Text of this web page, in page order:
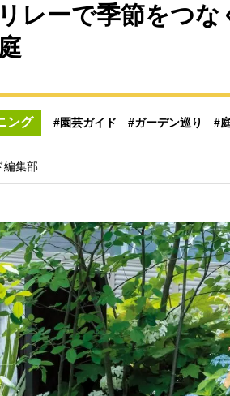
レーで季節をつな
ング #園芸ガイド #ガーデン巡り #
編集部